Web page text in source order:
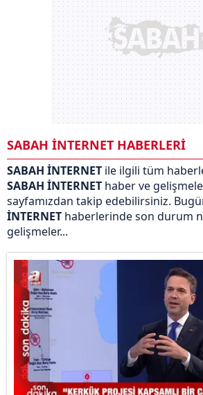
SABAH İNTERNET HABERLERİ
SABAH İNTERNET ile ilgili tüm
SABAH İNTERNET haber ve
sayfamızdan takip edebilirsiniz.
İNTERNET haberlerinde son durum
gelişmeler...